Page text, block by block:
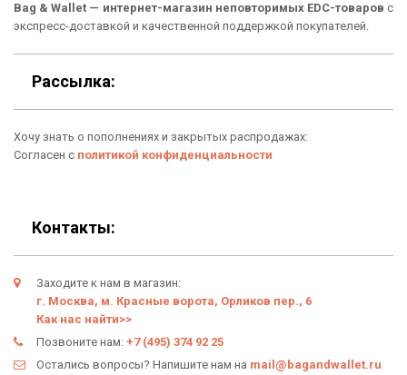
Подарочные сертификаты
О нас
Отзывы о Bag & Wallet
Гарантия
Условия возврата
Оферта
Политика конфиденциальности
Сумки
Новинки
Подарки
Bag & Wallet — интернет-магазин неповторимых EDC-товаров с
экспресс-доставкой и качественной поддержкой покупателей.
Рассылка:
Хочу знать о пополнениях и закрытых распродажах:
Согласен с политикой конфиденциальности
Контакты:
Заходите к нам в магазин:
г. Москва, м. Красные ворота, Орликов пер., 6
Как нас найти>>
Позвоните нам: +7 (495) 374 92 25
Остались вопросы? Напишите нам на mail@bagandwallet.ru